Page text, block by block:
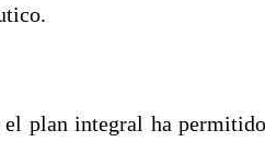
plan integral ha